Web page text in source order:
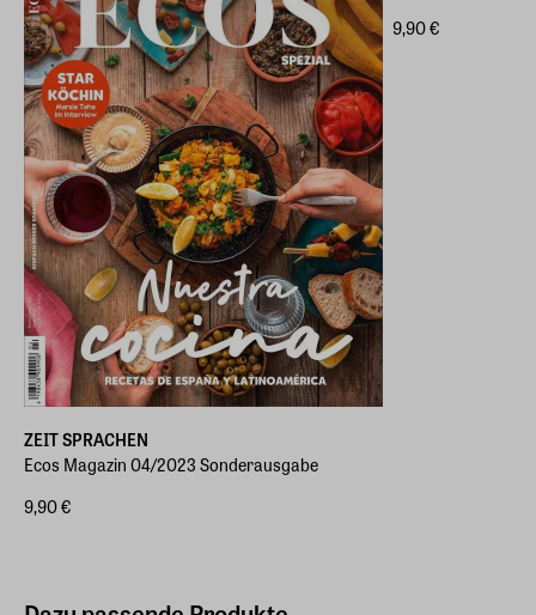
ZEIT SPRACHEN
Ecos Magazin 04/2023 Sonderausgabe
9,90 €
9,90 €